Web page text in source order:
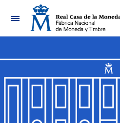
Navegación
Mostrar/Ocultar